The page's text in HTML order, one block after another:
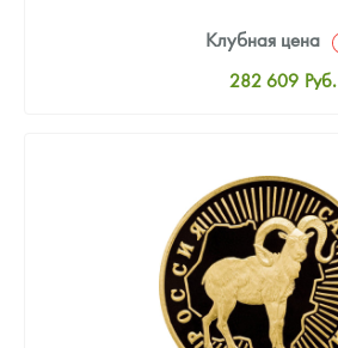
Клубная цена
282 609 Руб.
Цена выкупа
Звоните